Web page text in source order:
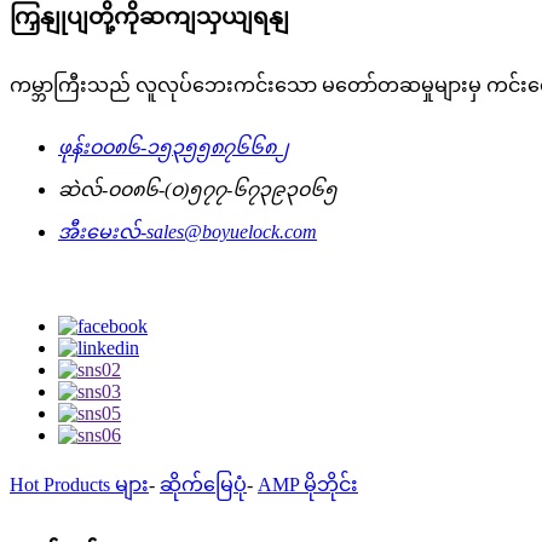
ကြှနျုပျတို့ကိုဆကျသှယျရနျ
ကမ္ဘာကြီးသည် လူလုပ်ဘေးကင်းသော မတော်တဆမှုများမှ ကင်းဝေ
ဖုန်း၀၀၈၆-၁၅၃၅၅၈၇၆၆၈၂
ဆဲလ်-၀၀၈၆-(၀)၅၇၇-၆၇၃၉၃၀၆၅
အီးမေးလ်-sales@boyuelock.com
Hot Products များ- ဆိုက်မြေပုံ- AMP မိုဘိုင်း